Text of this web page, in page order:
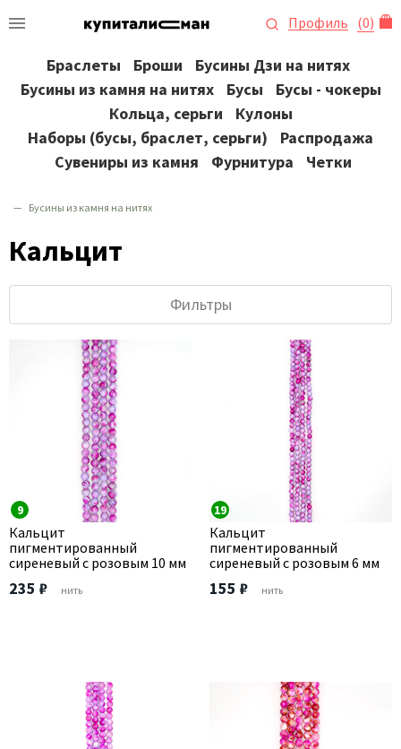
Профиль (0)
Браслеты Броши
Бусины Дзи на нитях
Бусины из камня на нитях
Бусы
Бусы - чокеры
Кольца, серьги
Кулоны
Наборы (бусы, браслет, серьги)
Распродажа
Сувениры из камня
Фурнитура Четки
Бусины из камня на нитях
Кальцит
Фильтры
9
Кальцит
пигментированный
сиреневый с розовым 10 мм
235 ₽ нить
19
Кальцит
пигментированный
сиреневый с розовым 6 мм
155 ₽ нить